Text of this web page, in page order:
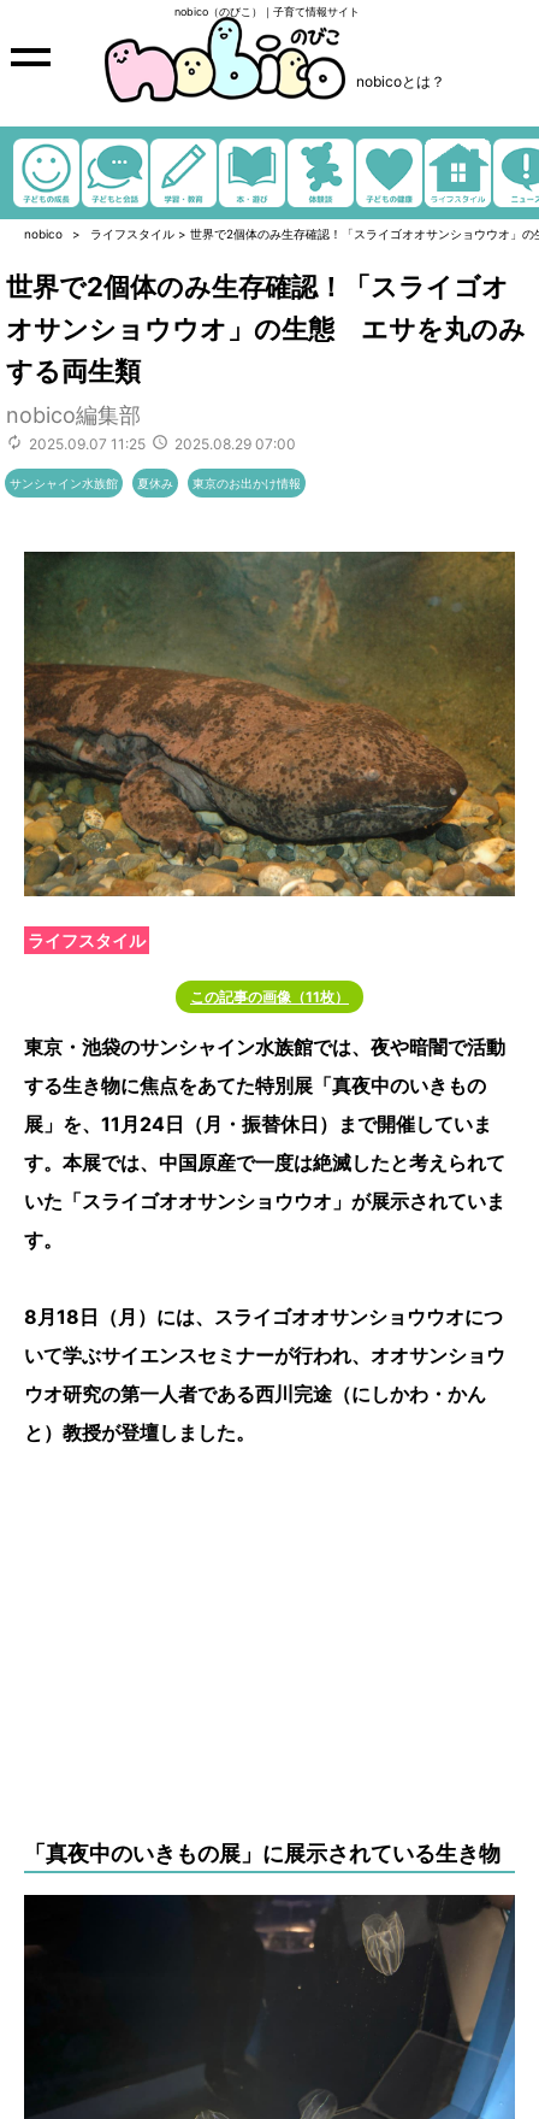
nobico（のびこ）｜子育て情報サイト
nobicoとは？
nobico ライフスタイル > 世界で2個体のみ生存確認！「スライゴオオサンショウウオ」
世界で2個体のみ生存確認！「スライゴオ
オサンショウウオ」の生態 エサを丸のみ
する両生類
nobico編集部
2025.09.07 11:25 2025.08.29 07:00
サンシャイン水族館 夏休み 東京のお出かけ情報
ライフスタイル
この記事の画像（11枚）
東京・池袋のサンシャイン水族館では、夜や暗闇で活動
する生き物に焦点をあてた特別展「真夜中のいきもの
展」を、11月24日（月・振替休日）まで開催していま
す。本展では、中国原産で一度は絶滅したと考えられて
いた「スライゴオオサンショウウオ」が展示されていま
す。
8月18日（月）には、スライゴオオサンショウウオにつ
いて学ぶサイエンスセミナーが行われ、オオサンショウ
ウオ研究の第一人者である西川完途（にしかわ・かん
と）教授が登壇しました。
「真夜中のいきもの展」に展示されている生き物